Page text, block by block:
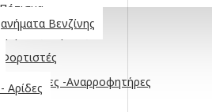
Βενζίνης
Αρίδες
Πότισμα
Τριβέλες - Αρίδες
Φορτιστές
Φυσητήρες -Αναρροφητήρες